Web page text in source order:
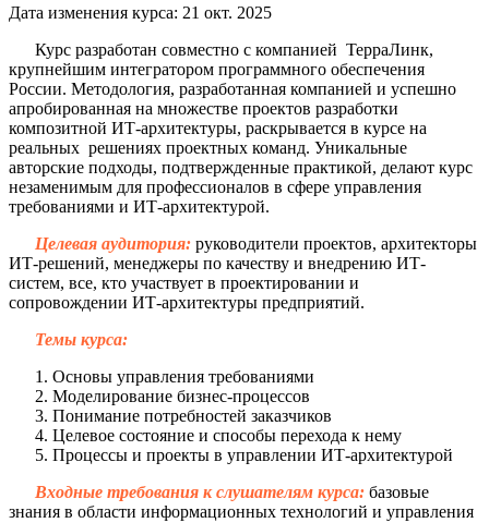
Дата изменения курса: 21 окт. 2025
Курс разработан совместно с компанией ТерраЛинк,
крупнейшим интегратором программного обеспечения
России. Методология, разработанная компанией и успешно
апробированная на множестве проектов разработки
композитной ИТ-архитектуры, раскрывается в курсе на
реальных решениях проектных команд. Уникальные
авторские подходы, подтвержденные практикой, делают курс
незаменимым для профессионалов в сфере управления
требованиями и ИТ-архитектурой.
Целевая аудитория: руководители проектов, архитекторы
ИТ-решений, менеджеры по качеству и внедрению ИТ-
систем, все, кто участвует в проектировании и
сопровождении ИТ-архитектуры предприятий.
Темы курса:
Основы управления требованиями
Моделирование бизнес-процессов
Понимание потребностей заказчиков
Целевое состояние и способы перехода к нему
Процессы и проекты в управлении ИТ-архитектурой
Входные требования к слушателям курса: базовые
знания в области информационных технологий и управления